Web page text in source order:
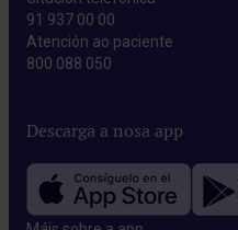
91 937 00 00
Atención ao paciente
800 088 050
Descarga a nosa app